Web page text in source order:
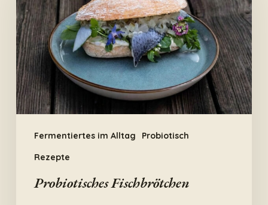
Fermentiertes im Alltag
Probiotisch
Rezepte
Probiotisches Fischbrötchen